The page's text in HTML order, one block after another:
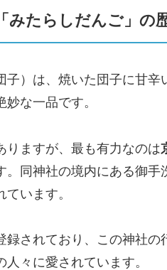
「みたらしだんご」の
子）は、焼いた団子に甘
な一品です。
りますが、最も有力なのは
。同神社の境内にある御
います。
されており、この神社の
々に愛されています。